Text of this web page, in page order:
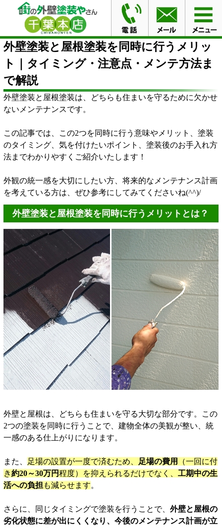
HOME ブログ
外壁塗装と屋根塗装を同時に行うメリッ
ト｜タイミング・注意点・メンテ方法まで解説
外壁塗装と屋根塗装を同時に行うメリッ
ト｜タイミング・注意点・メンテ方法ま
で解説
外壁塗装と屋根塗装は、どちらも住まいを守るために欠かせ
ないメンテナンスです。
この記事では、この2つを同時に行う意味やメリット、塗装
のタイミング、気を付けたいポイント、塗装後のお手入れ方
法までわかりやすくご紹介いたします！
外観の統一感を大切にしたい方、将来的なメンテナンス計画
を考えている方は、ぜひ参考にしてみてくださいね(^^)/
外壁塗装と屋根塗装を同時に行うメリットとは？
外壁と屋根は、どちらも住まいを守る大切な部分です。この
2つの塗装を同時に行うことで、建物全体の美観が整い、統
一感のある仕上がりになります。
また、 足場の設置が一度で済むため、 足場の費用
（一回に付
き約20～30万円程度）を抑えられるだけでなく、 工期中の生
活への負担 も減らせます。
さらに、同じタイミングで塗装を行うことで、 外壁と屋根の
劣化状態に差が出にくくなり、今後のメンテナンス計画が立